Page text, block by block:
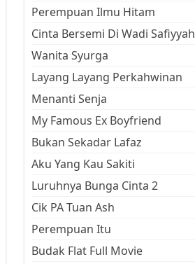
Perempuan Ilmu Hitam
Cinta Bersemi Di Wadi Safiyyah
Wanita Syurga
Layang Layang Perkahwinan
Menanti Senja
My Famous Ex Boyfriend
Bukan Sekadar Lafaz
Aku Yang Kau Sakiti
Luruhnya Bunga Cinta 2
Cik PA Tuan Ash
Perempuan Itu
Budak Flat Full Movie